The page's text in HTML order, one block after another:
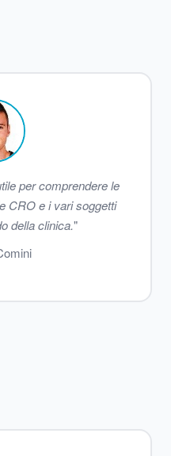
per comprendere le
CRO e i vari soggetti
della clinica."